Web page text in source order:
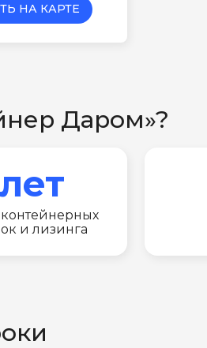
НА КАРТЕ
Даром»?
и лизинга